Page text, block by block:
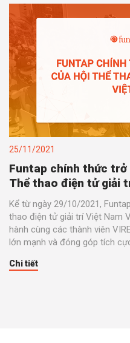
25/11/2021
Funtap chính thức trở
Thể thao điện tử giải
Kể từ ngày 29/10/2021,
thao điện tử giải trí Việt Nam
hành cùng các thành viên
lớn mạnh và đóng góp tích
Chi tiết